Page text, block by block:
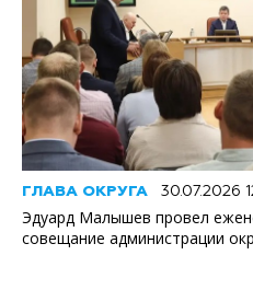
ГЛАВА ОКРУГА 30.07.2026
Эдуард Малышев провел
совещание администрации